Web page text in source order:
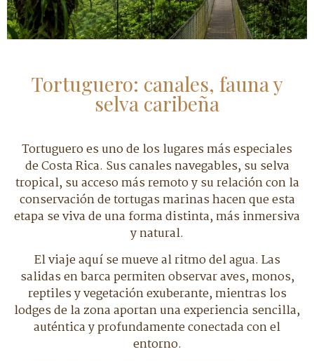
Tortuguero: canales, fauna y
selva caribeña
Tortuguero es uno de los lugares más especiales
de Costa Rica. Sus canales navegables, su selva
tropical, su acceso más remoto y su relación con la
conservación de tortugas marinas hacen que esta
etapa se viva de una forma distinta, más inmersiva
y natural.
El viaje aquí se mueve al ritmo del agua. Las
salidas en barca permiten observar aves, monos,
reptiles y vegetación exuberante, mientras los
lodges de la zona aportan una experiencia sencilla,
auténtica y profundamente conectada con el
entorno.